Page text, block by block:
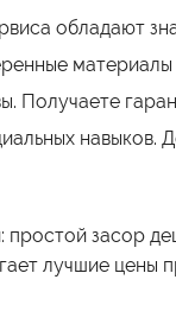
обладают
Получаете
навыков.
засор
лучшие цены